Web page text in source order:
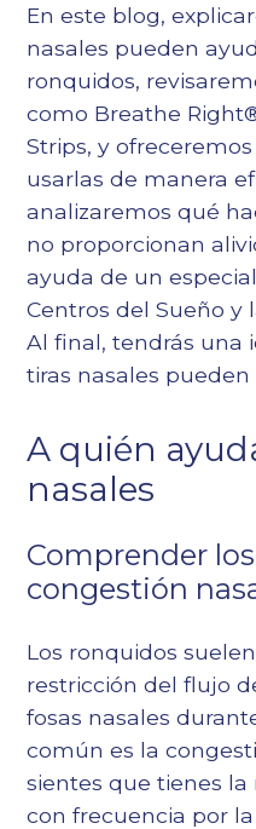
En este blog,
nasales pueden
ronquidos,
como Breathe
Strips, y
usarlas de manera
analizaremos qué
no proporcionan
ayuda de un
Centros del Sueño y
Al final, tendrás una
tiras nasales
A quién
nasales
Comprender
congestión
Los ronquidos
restricción del flujo
fosas nasales
común es la
sientes que tienes la
con frecuencia por